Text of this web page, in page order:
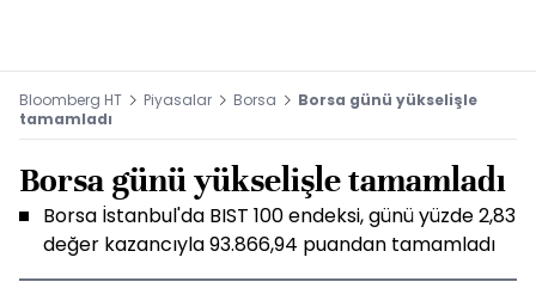
Bloomberg HT Piyasalar Borsa
Borsa günü yükselişle
tamamladı
Borsa günü yükselişle tamamladı
Borsa İstanbul'da BIST 100 endeksi, günü yüzde 2,83
değer kazancıyla 93.866,94 puandan tamamladı